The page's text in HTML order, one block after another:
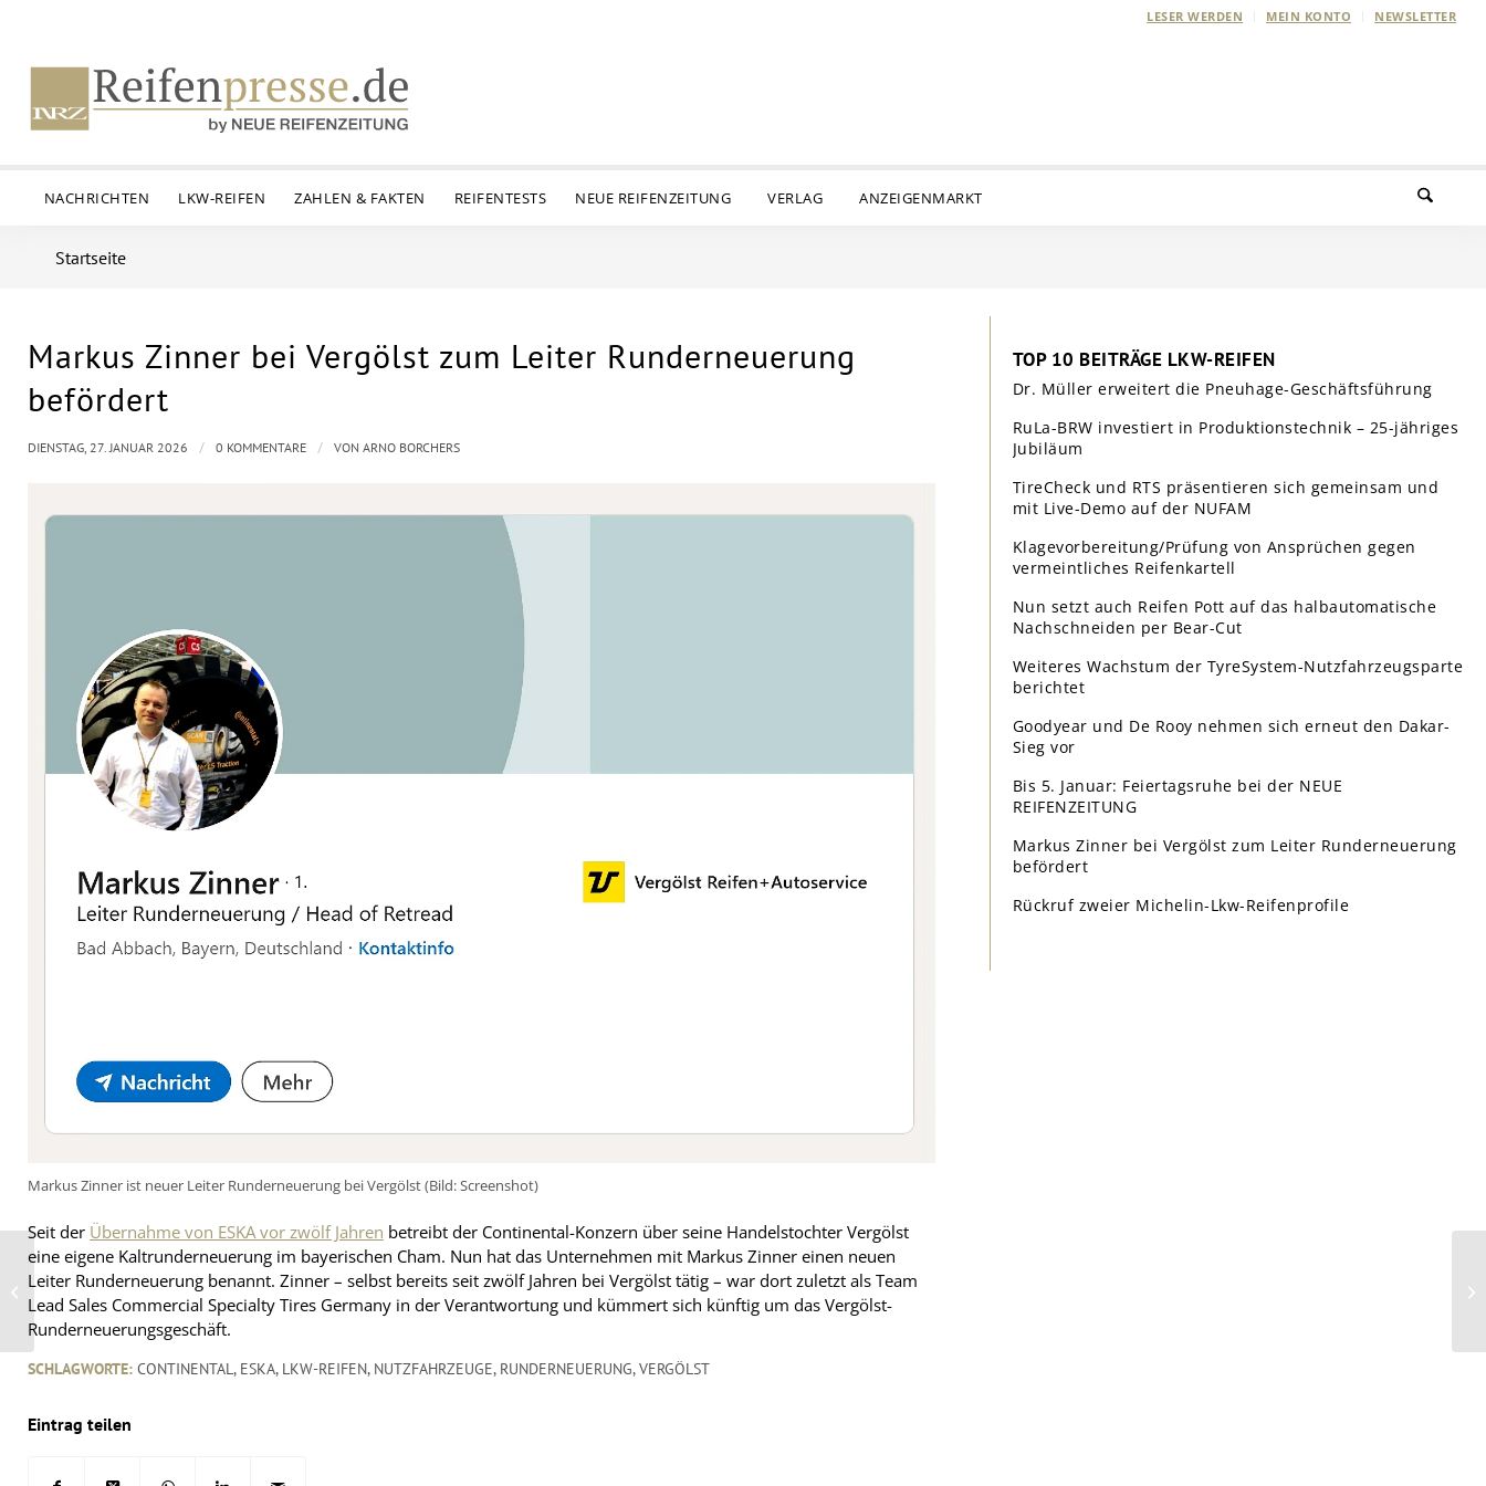
LESER WERDEN MEIN KONTO NEWSLETTER
NACHRICHTEN LKW-REIFEN ZAHLEN & FAKTEN REIFENTESTS NEUE REIFENZEITUNG VERLAG ANZEIGENMARKT
Startseite
Markus Zinner bei Vergölst zum Leiter Runderneuerung
befördert
Markus Zinner ist neuer Leiter Runderneuerung bei Vergölst (Bild: Screenshot)
Seit der Übernahme von ESKA vor zwölf Jahren betreibt der Continental-Konzern über seine Handelstochter Vergölst
eine eigene Kaltrunderneuerung im bayerischen Cham. Nun hat das Unternehmen mit Markus Zinner einen neuen
Leiter Runderneuerung benannt. Zinner – selbst bereits seit zwölf Jahren bei Vergölst tätig – war dort zuletzt als Team
Lead Sales Commercial Specialty Tires Germany in der Verantwortung und kümmert sich künftig um das Vergölst-
Runderneuerungsgeschäft.
DIENSTAG, 27. JANUAR 2026 / 0 KOMMENTARE / VON ARNO BORCHERS
SCHLAGWORTE: CONTINENTAL, ESKA, LKW-REIFEN, NUTZFAHRZEUGE, RUNDERNEUERUNG,VERGÖLST
Eintrag teilen
TOP 10 BEITRÄGE LKW-REIFEN
Dr. Müller erweitert die Pneuhage-Geschäftsführung
RuLa-BRW investiert in Produktionstechnik – 25-jähriges
Jubiläum
TireCheck und RTS präsentieren sich gemeinsam und
mit Live-Demo auf der NUFAM
Klagevorbereitung/Prüfung von Ansprüchen gegen
vermeintliches Reifenkartell
Nun setzt auch Reifen Pott auf das halbautomatische
Nachschneiden per Bear-Cut
Weiteres Wachstum der TyreSystem-Nutzfahrzeugsparte
berichtet
Goodyear und De Rooy nehmen sich erneut den Dakar-
Sieg vor
Bis 5. Januar: Feiertagsruhe bei der NEUE
REIFENZEITUNG
Markus Zinner bei Vergölst zum Leiter Runderneuerung
befördert
Rückruf zweier Michelin-Lkw-Reifenprofile
Harley-Serie im
MotoGP-Umfeld auf
Dunlop-Reifen